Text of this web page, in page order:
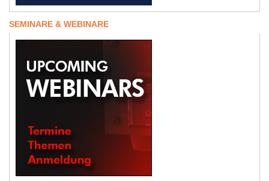
SEMINARE & WEBINARE